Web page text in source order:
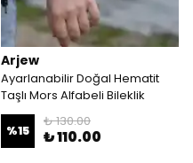
Arjew
Ayarlanabilir Doğal Hematit
Taşlı Mors Alfabeli Bileklik
%15
₺ 130.00
₺ 110.00